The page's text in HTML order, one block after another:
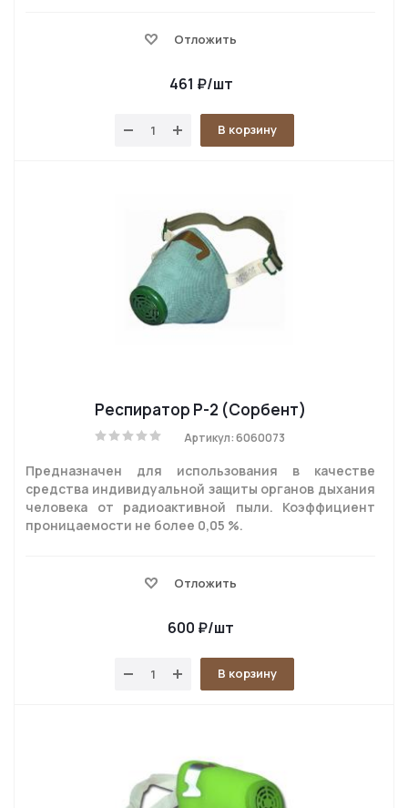
Отложить
461 ₽/шт
В корзину
Респиратор Р-2 (Сорбент)
Артикул: 6060073
Предназначен для использования в качестве
средства индивидуальной защиты органов дыхания
человека от радиоактивной пыли. Коэффициент
проницаемости не более 0,05 %.
Отложить
600 ₽/шт
В корзину